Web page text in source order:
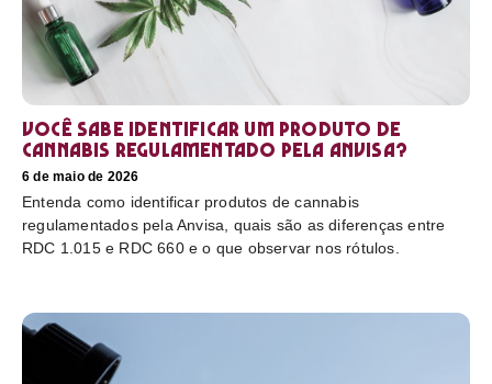
Você sabe identificar um produto de
cannabis regulamentado pela Anvisa?
6 de maio de 2026
Entenda como identificar produtos de cannabis
regulamentados pela Anvisa, quais são as diferenças entre
RDC 1.015 e RDC 660 e o que observar nos rótulos.